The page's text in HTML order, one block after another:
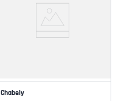
Chabely